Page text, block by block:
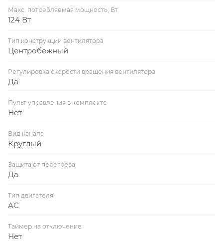
Макс. потребляемая мощность, Вт
124 Вт
Тип конструкции вентилятора
Центробежный
Регулировка скорости вращения вентилятора
Да
Пульт управления в комплекте
Нет
Вид канала
Круглый
Защита от перегрева
Да
Тип двигателя
AC
Таймер на отключение
Нет